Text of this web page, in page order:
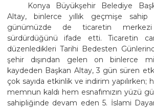
Konya Büyükşehir Belediye
Altay, binlerce yıllık geçmişe sahip
günümüzde de ticaretin
sürdürdüğünü ifade etti. Ticaretin
düzenledikleri Tarihi Bedesten
şehir dışından gelen on binlerce
kaydeden Başkan Altay, 3 gün süren
çok sayıda etkinlik ve indirim
memnun kaldı hem esnafımızın yüzü
sahipliğinde devam eden 5. İslami